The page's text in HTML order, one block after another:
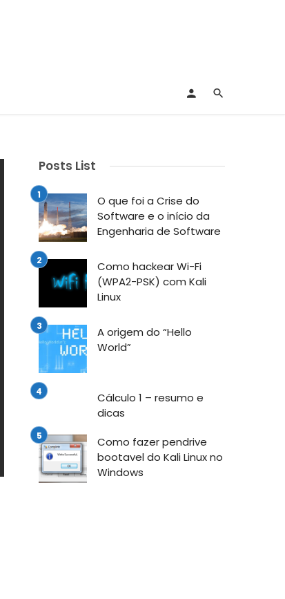
Posts List
O que foi a Crise do
Software e o início da
Engenharia de Software
Como hackear Wi-Fi
(WPA2-PSK) com Kali
Linux
A origem do “Hello
World”
Cálculo 1 – resumo e
dicas
Como fazer pendrive
bootavel do Kali Linux no
Windows